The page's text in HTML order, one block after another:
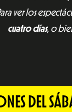
ver los
cuatro días, o
DEL